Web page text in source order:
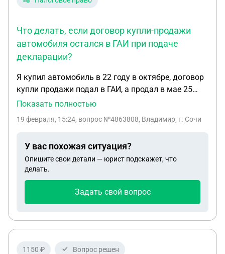
Что делать, если договор купли-продажи
автомобиля остался в ГАИ при подаче
декларации?
Я купил автомобиль в 22 году в октябре, договор
купли продажи подал в ГАИ, а продал в мае 25
года. При подаче декларации налоговая просит
Спасибо.
Показать полностью
19 февраля, 15:24, вопрос №4863808, Владимир, г. Сочи
У вас похожая ситуация?
Опишите свои детали — юрист подскажет, что
делать.
Задать свой вопрос
1150 ₽ Вопрос решен